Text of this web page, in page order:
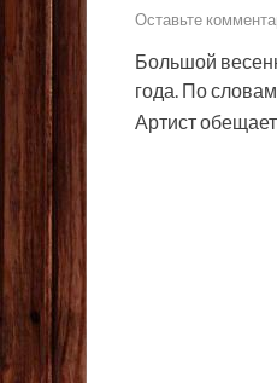
Оставьте
Большой
года. По
Артист